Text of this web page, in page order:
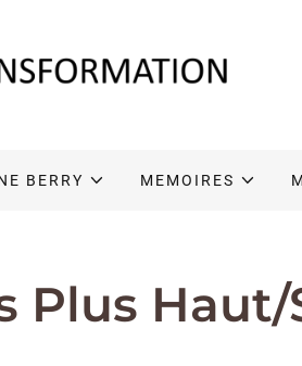
BERRY MEMOIRES
Plus Haut/